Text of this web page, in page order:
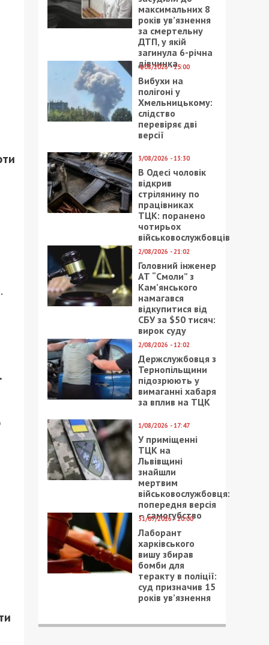
максимальних 8
років ув’язнення
за смертельну
ДТП, у якій
загинула 6-річна
дівчинка
4/08/2026 - 15:00
Вибухи на
полігоні у
Хмельницькому:
слідство
перевіряє дві
версії
3/08/2026 - 13:30
В Одесі чоловік
відкрив
стрілянину по
працівниках
ТЦК: поранено
чотирьох
військовослужбовців
2/08/2026 - 21:02
Головний інженер
АТ “Смоли” з
Кам’янського
намагався
відкупитися від
СБУ за $50 тисяч:
вирок суду
2/08/2026 - 12:02
Держслужбовця з
Тернопільщини
підозрюють у
вимаганні хабаря
за вплив на ТЦК
1/08/2026 - 17:47
У приміщенні
ТЦК на
Львівщині
знайшли
мертвим
військовослужбовця:
попередня версія
– самогубство
31/07/2026 - 20:00
Лаборант
харківського
вишу збирав
бомби для
теракту в поліції:
суд призначив 15
років ув’язнення